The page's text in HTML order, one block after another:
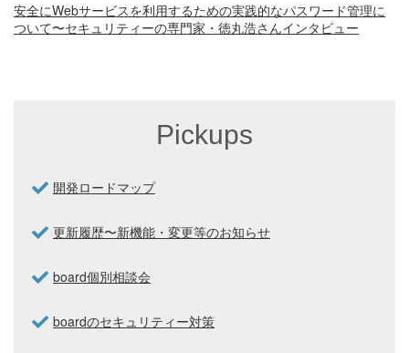
安全にWebサービスを利用するための実践的なパスワード管理に
ついて〜セキュリティーの専門家・徳丸浩さんインタビュー
Pickups
開発ロードマップ
更新履歴〜新機能・変更等のお知らせ
board個別相談会
boardのセキュリティー対策